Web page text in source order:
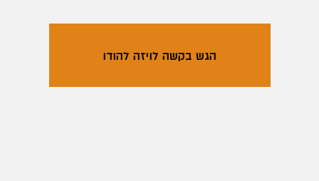
הגש בקשה לויזה להודו